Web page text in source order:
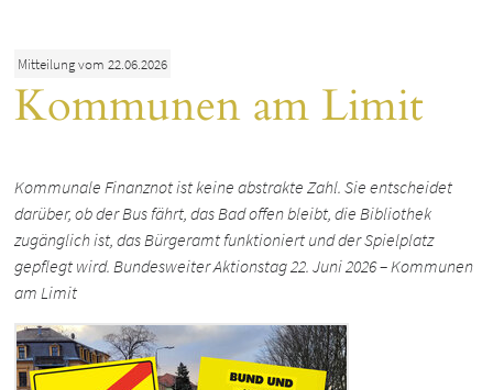
Mitteilung vom 22.06.2026
Kommunen am Limit
Kommunale Finanznot ist keine abstrakte Zahl. Sie entscheidet
darüber, ob der Bus fährt, das Bad offen bleibt, die Bibliothek
zugänglich ist, das Bürgeramt funktioniert und der Spielplatz
gepflegt wird. Bundesweiter Aktionstag 22. Juni 2026 – Kommunen
am Limit